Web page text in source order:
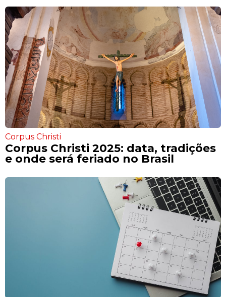
Corpus Christi
Corpus Christi 2025: data, tradições
e onde será feriado no Brasil